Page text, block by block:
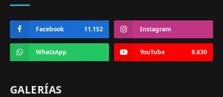
Facebook 11.152 Instagram
WhatsApp YouTube 8.630
GALERÍAS